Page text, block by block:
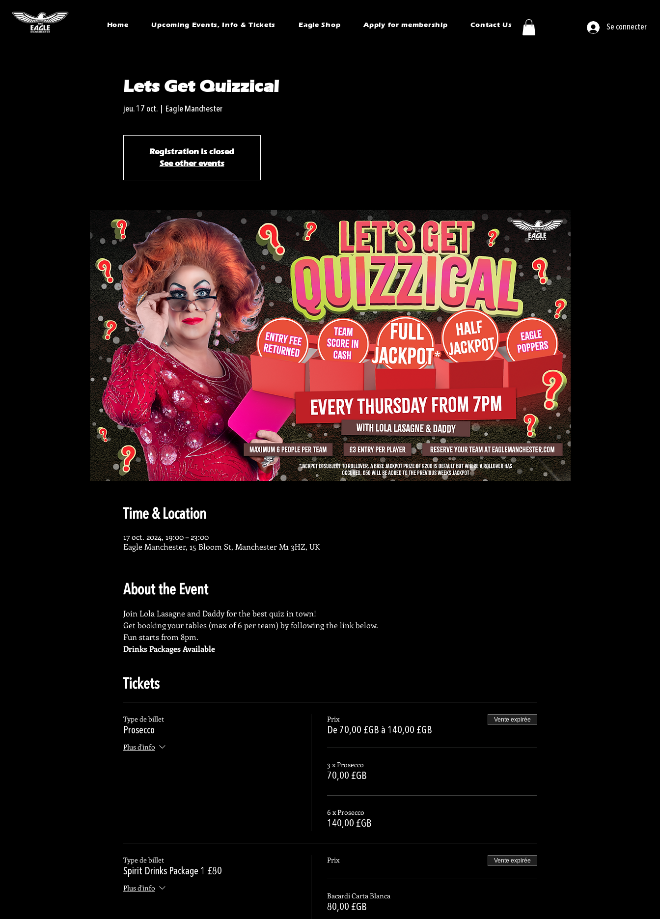
Se connecter
Home Upcoming Events, Info & Tickets Eagle Shop Apply for membership Contact Us
Lets Get Quizzical
jeu. 17 oct.
  |
Eagle Manchester
Registration is closed
See other events
Time & Location
17 oct. 2024, 19:00 – 23:00
Eagle Manchester, 15 Bloom St, Manchester M1 3HZ, UK
About the Event
Join Lola Lasagne and Daddy for the best quiz in town!
Get booking your tables (max of 6 per team) by following the link below.
Fun starts from 8pm.
Drinks Packages Available
Tickets
Type de billet
Prosecco
Plus d'info
Prix
De 70,00 £GB à 140,00 £GB
Vente expirée
3 x Prosecco
70,00 £GB
6 x Prosecco
140,00 £GB
Type de billet
Spirit Drinks Package 1 £80
Plus d'info
Prix Vente expirée
Bacardi Carta Blanca
80,00 £GB